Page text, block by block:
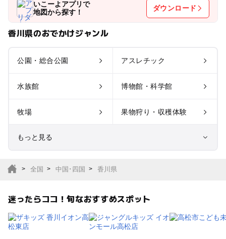
いこーよアプリで
地図から探す！
ダウンロード
香川県のおでかけジャンル
公園・総合公園 アスレチック
水族館 博物館・科学館
牧場 果物狩り・収穫体験
もっと見る
サファリパーク
植物園・フラワーパー
ク
全国 中国･四国 香川県
迷ったらココ！旬なおすすめスポット